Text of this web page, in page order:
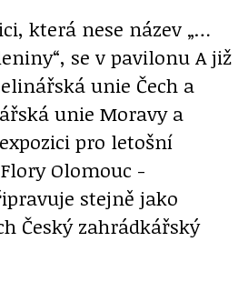
která nese název „…
se v pavilonu A již
unie Čech a
unie Moravy a
pro letošní
Olomouc -
stejně jako
Český zahrádkářský